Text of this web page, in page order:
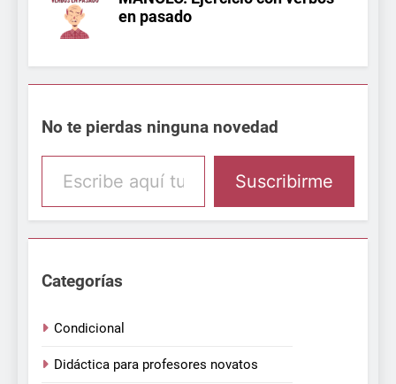
No te pierdas ninguna novedad
Escribe aquí tu email
Suscribirme
Categorías
Condicional
Didáctica para profesores novatos